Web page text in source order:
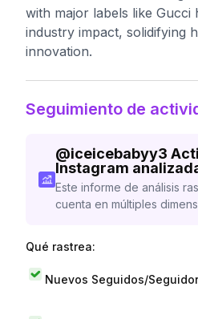
with major labels like
industry impact, solidifying
innovation.
Seguimiento de
@iceicebabyy3
Instagram
Este informe de análisis
cuenta en múltiples
Qué rastrea:
Nuevos Seguidos/